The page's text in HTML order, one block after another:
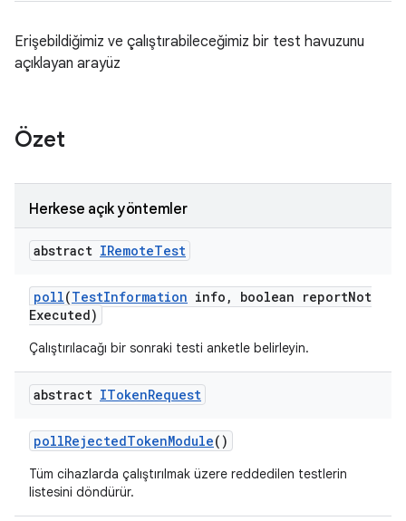
Erişebildiğimiz ve çalıştırabileceğimiz bir test havuzunu
açıklayan arayüz
Özet
Herkese açık yöntemler
abstract IRemoteTest
poll(TestInformation info , boolean reportNot
Executed)
Çalıştırılacağı bir sonraki testi anketle belirleyin.
abstract ITokenRequest
pollRejectedTokenModule()
Tüm cihazlarda çalıştırılmak üzere reddedilen testlerin
listesini döndürür.